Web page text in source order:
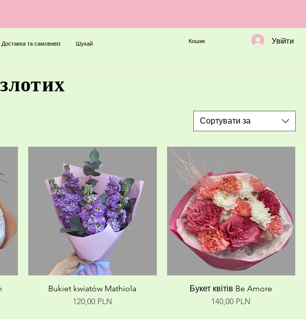
Доставка та самовивіз Шукай Кошик Увійти
Сортувати за
Швидкий перегляд
Bukiet kwiatów Mathiola
Ціна
120,00 PLN
Швидкий перегляд
Букет квітів Be Amore
Ціна
140,00 PLN